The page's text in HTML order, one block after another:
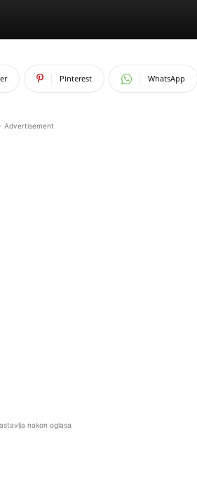
Pinterest WhatsApp
Advertisement
nakon oglasa